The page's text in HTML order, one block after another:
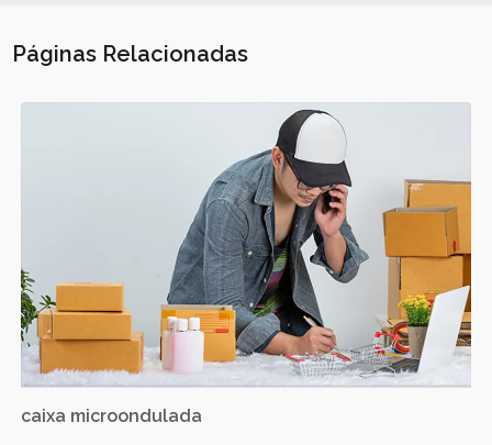
Páginas Relacionadas
caixa microondulada